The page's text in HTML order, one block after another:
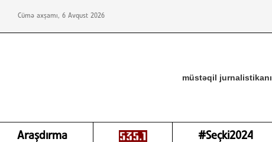
Cümə axşamı, 6 Avqust 2026
müstəqil
Araşdırma #Seçki2024